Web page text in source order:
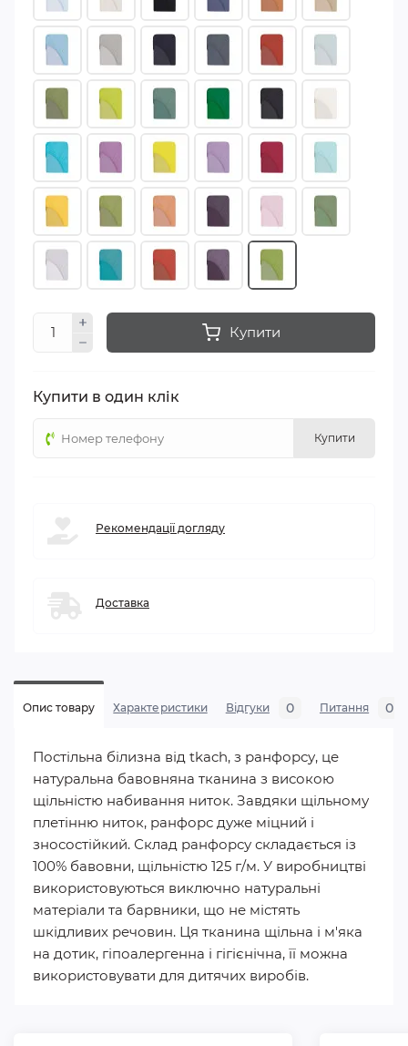
Купити
Купити в один клік
Купити
Рекомендації догляду
Доставка
Опис товару Характеристики Відгуки 0 Питання 0
Постільна білизна від tkach, з ранфорсу, це
натуральна бавовняна тканина з високою
щільністю набивання ниток. Завдяки щільному
плетінню ниток, ранфорс дуже міцний і
зносостійкий. Склад ранфорсу складається із
100% бавовни, щільністю 125 г/м. У виробництві
використовуються виключно натуральні
матеріали та барвники, що не містять
шкідливих речовин. Ця тканина щільна і м'яка
на дотик, гіпоалергенна і гігієнічна, її можна
використовувати для дитячих виробів.